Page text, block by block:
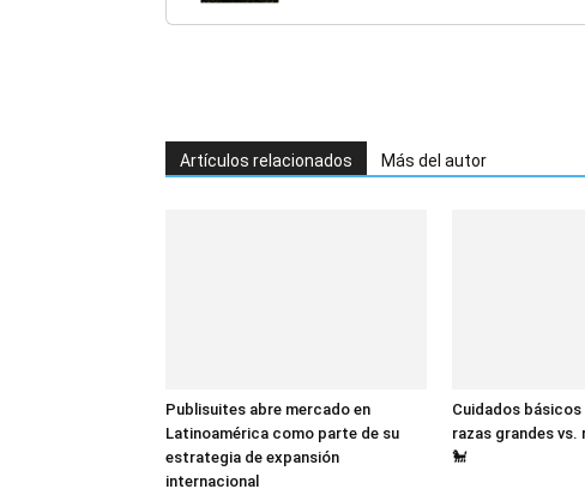
Artículos relacionados Más del autor
Publisuites abre mercado en
Latinoamérica como parte de su
estrategia de expansión
internacional
Cuidados
razas grandes vs.
🐩